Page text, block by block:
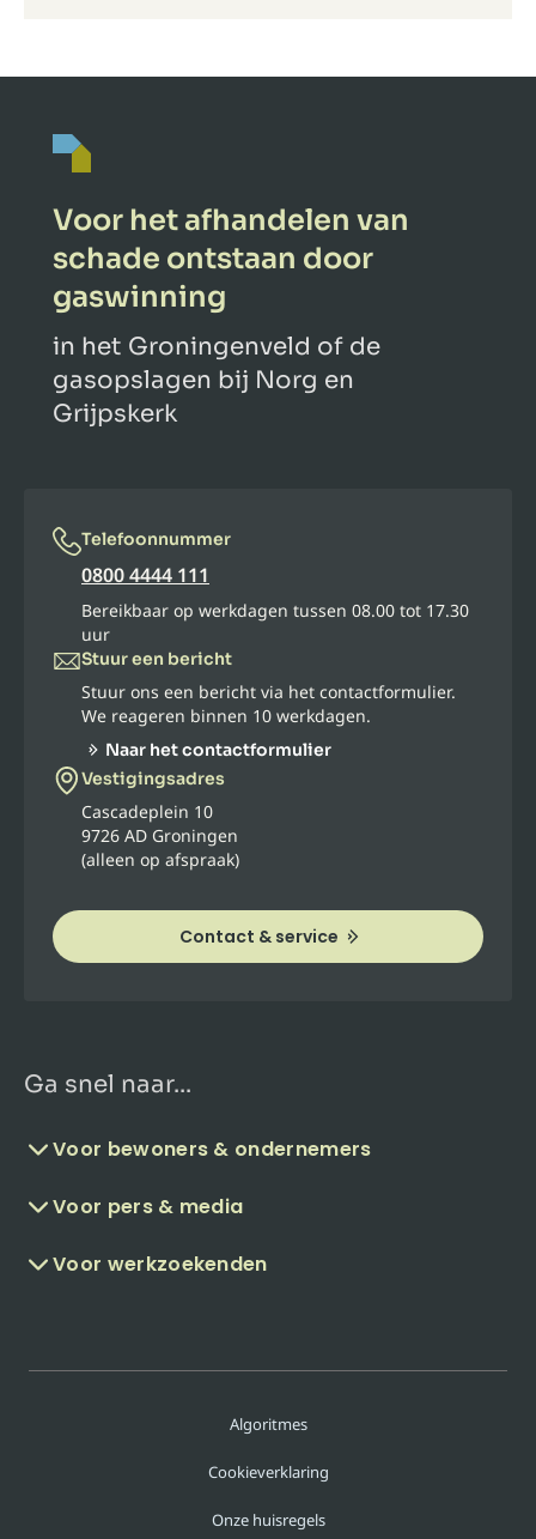
Voor het afhandelen van
schade ontstaan door
gaswinning
in het Groningenveld of de
gasopslagen bij Norg en
Grijpskerk
Telefoonnummer
0800 4444 111
Bereikbaar op werkdagen tussen 08.00 tot 17.30
uur
Stuur een bericht
Stuur ons een bericht via het contactformulier.
We reageren binnen 10 werkdagen.
Naar het contactformulier
Vestigingsadres
Cascadeplein 10
9726 AD Groningen
(alleen op afspraak)
Contact & service
Ga snel naar...
Voor bewoners & ondernemers
Voor pers & media
Voor werkzoekenden
Algoritmes
Cookieverklaring
Onze huisregels